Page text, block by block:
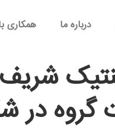
درباره ما همکاری